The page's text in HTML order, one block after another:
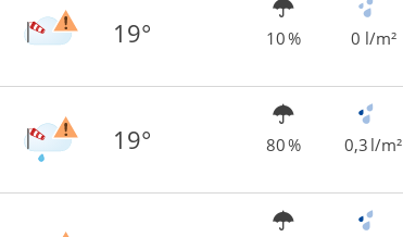
19° 10 % 0 l/m²
19° 80 % 0,3 l/m²